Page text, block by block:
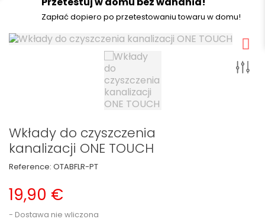
Zapłać dopiero po przetestowaniu towaru w domu!
Wkłady do czyszczenia
kanalizacji ONE TOUCH
Reference: OTABFLR-PT
19,90 €
Dostawa nie wliczona